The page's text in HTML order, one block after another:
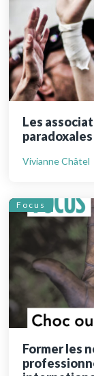
Les
paradoxales
Vivianne Châtel
Focus
Former les